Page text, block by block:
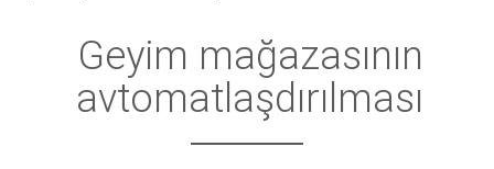
Geyim mağazasının
avtomatlaşdırılması